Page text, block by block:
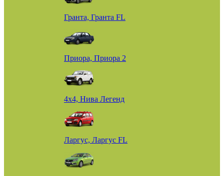
Гранта, Гранта FL
Приора, Приора 2
4х4, Нива Легенд
Ларгус, Ларгус FL